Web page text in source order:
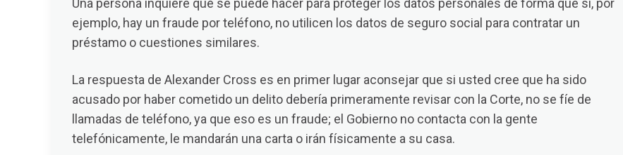
Una persona inquiere qué se puede hacer para proteger los datos personales de forma que si, por
ejemplo, hay un fraude por teléfono, no utilicen los datos de seguro social para contratar un
préstamo o cuestiones similares.
La respuesta de Alexander Cross es en primer lugar aconsejar que si usted cree que ha sido
acusado por haber cometido un delito debería primeramente revisar con la Corte, no se fíe de
llamadas de teléfono, ya que eso es un fraude; el Gobierno no contacta con la gente
telefónicamente, le mandarán una carta o irán físicamente a su casa.